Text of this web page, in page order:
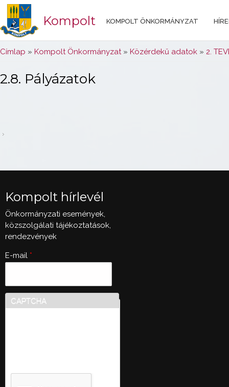
Kompolt KOMPOLT ÖNKORMÁNYZAT
Jelenlegi hely
Címlap » Kompolt Önkormányzat» Közérdekű adatok » 2.
2.8. Pályázatok
Kompolt hírlevél
Önkormányzati események,
közszolgálati tájékoztatások,
rendezvények
E-mail *
CAPTCHA